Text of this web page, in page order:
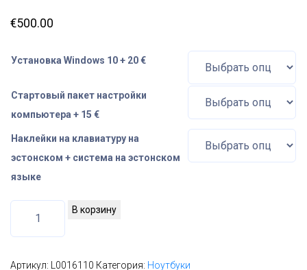
€500.00
Установка Windows 10 + 20 €
Стартовый пакет настройки
компьютера + 15 €
Наклейки на клавиатуру на
эстонском + система на эстонском
языке
и
В корзину
Артикул: L0016110 Категория: Ноутбуки